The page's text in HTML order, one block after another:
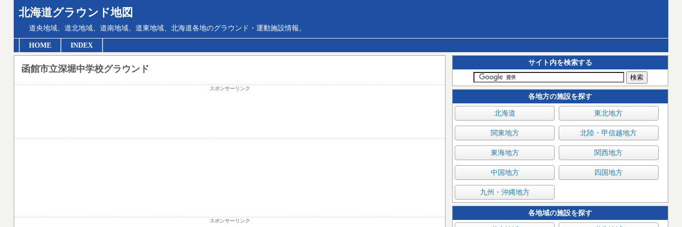
北海道グラウンド地図
道央地域、道北地域、道南地域、道東地域、北海道各地のグラウンド・運動施設情報。
HOME INDEX
サイト内を検索する
各地方の施設を探す
北海道 東北地方
関東地方 北陸・甲信越地方
東海地方 関西地方
中国地方 四国地方
九州・沖縄地方
各地域の施設を探す
函館市立深堀中学校グラウンド
スポンサーリンク
スポンサーリンク